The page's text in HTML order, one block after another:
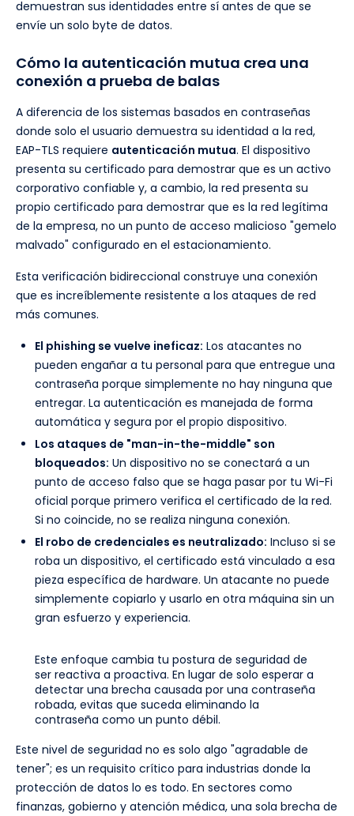
demuestran sus identidades entre sí antes de que se
envíe un solo byte de datos.
Cómo la autenticación mutua crea una
conexión a prueba de balas
A diferencia de los sistemas basados en contraseñas
donde solo el usuario demuestra su identidad a la red,
EAP-TLS requiere autenticación mutua. El dispositivo
presenta su certificado para demostrar que es un activo
corporativo confiable y, a cambio, la red presenta su
propio certificado para demostrar que es la red legítima
de la empresa, no un punto de acceso malicioso "gemelo
malvado" configurado en el estacionamiento.
Esta verificación bidireccional construye una conexión
que es increíblemente resistente a los ataques de red
más comunes.
El phishing se vuelve ineficaz: Los atacantes no
pueden engañar a tu personal para que entregue una
contraseña porque simplemente no hay ninguna que
entregar. La autenticación es manejada de forma
automática y segura por el propio dispositivo.
Los ataques de "man-in-the-middle" son
bloqueados: Un dispositivo no se conectará a un
punto de acceso falso que se haga pasar por tu Wi-Fi
oficial porque primero verifica el certificado de la red.
Si no coincide, no se realiza ninguna conexión.
El robo de credenciales es neutralizado: Incluso si se
roba un dispositivo, el certificado está vinculado a esa
pieza específica de hardware. Un atacante no puede
simplemente copiarlo y usarlo en otra máquina sin un
gran esfuerzo y experiencia.
Este enfoque cambia tu postura de seguridad de
ser reactiva a proactiva. En lugar de solo esperar a
detectar una brecha causada por una contraseña
robada, evitas que suceda eliminando la
contraseña como un punto débil.
Este nivel de seguridad no es solo algo "agradable de
tener"; es un requisito crítico para industrias donde la
protección de datos lo es todo. En sectores como
finanzas, gobierno y atención médica, una sola brecha de